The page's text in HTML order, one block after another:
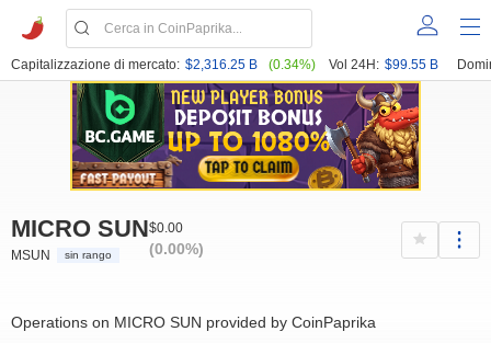
Capitalizzazione di mercato: $2,316.25 B (0.34%) Vol 24H: $99.55 B
MICRO SUN
MSUN sin rango
$0.00
(0.00%)
Operations on MICRO SUN provided by CoinPaprika